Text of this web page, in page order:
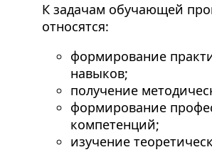
К задачам обучающей
относятся:
формирование
навыков;
получение
формирование
компетенций;
изучение